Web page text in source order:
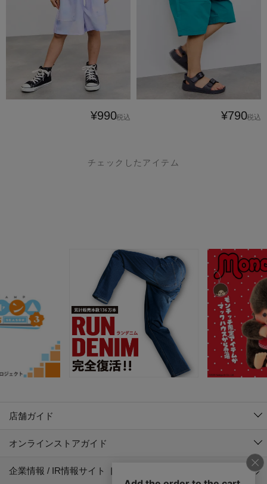
¥990税込 ¥790税込
チェックしたアイテム
店舗ガイド
オンラインストアガイド
企業情報 / IR情報サイト トップ